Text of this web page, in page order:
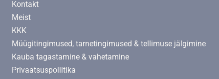
Kontakt
Meist
KKK
Müügitingimused, tarnetingimused & tellimuse jälgimine
Kauba tagastamine & vahetamine
Privaatsuspoliitika